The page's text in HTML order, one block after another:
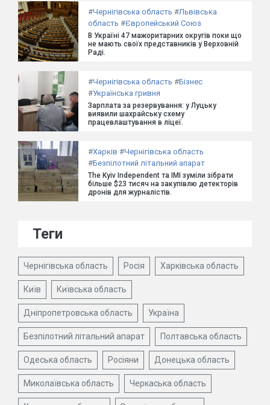
#Чернігівська область #Львівська
область #Європейський Союз
В Україні 47 мажоритарних округів поки що
не мають своїх представників у Верховній
Раді.
#Чернігівська область #Бізнес
#Українська гривня
Зарплата за резервування: у Луцьку
виявили шахрайську схему
працевлаштування в ліцеї.
#Харків #Чернігівська область
#Безпілотний літальний апарат
The Kyiv Independent та ІМІ зуміли зібрати
більше $23 тисяч на закупівлю детекторів
дронів для журналістів.
Теги
Чернігівська область Росія Харківська область
Київ Київська область
Дніпропетровська область Україна
Безпілотний літальний апарат Полтавська область
Одеська область Росіяни Донецька область
Миколаївська область Черкаська область